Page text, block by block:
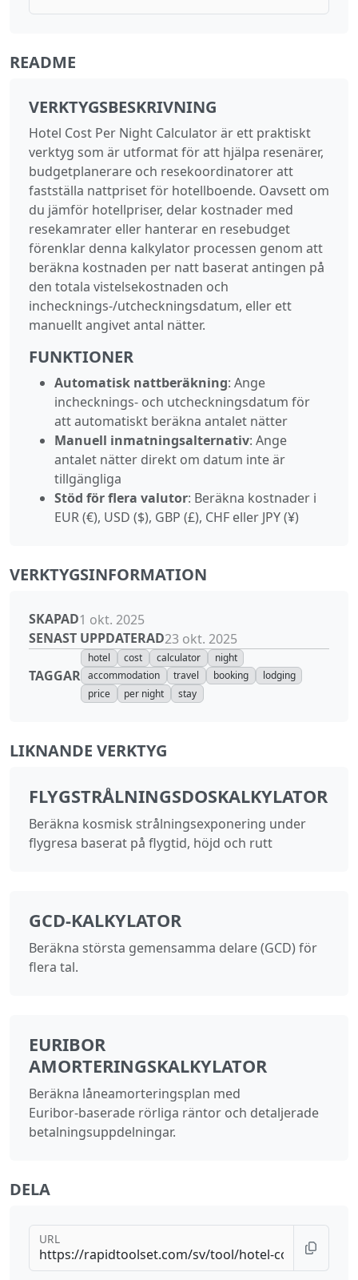
README
VERKTYGSBESKRIVNING
Hotel Cost Per Night Calculator är ett praktiskt
verktyg som är utformat för att hjälpa resenärer,
budgetplanerare och resekoordinatorer att
fastställa nattpriset för hotellboende. Oavsett om
du jämför hotellpriser, delar kostnader med
resekamrater eller hanterar en resebudget
förenklar denna kalkylator processen genom att
beräkna kostnaden per natt baserat antingen på
den totala vistelsekostnaden och
inchecknings-/utcheckningsdatum, eller ett
manuellt angivet antal nätter.
FUNKTIONER
Automatisk nattberäkning: Ange
inchecknings- och utcheckningsdatum för
att automatiskt beräkna antalet nätter
Manuell inmatningsalternativ: Ange
antalet nätter direkt om datum inte är
tillgängliga
Stöd för flera valutor: Beräkna kostnader i
EUR (€), USD ($), GBP (£), CHF eller JPY (¥)
VERKTYGSINFORMATION
SKAPAD1 okt. 2025
SENAST UPPDATERAD23 okt. 2025
TAGGAR
hotel cost calculator
night
accommodation
travel booking
lodging
price
per night stay
LIKNANDE VERKTYG
FLYGSTRÅLNINGSDOSKALKYLATOR
Beräkna kosmisk strålningsexponering under
flygresa baserat på flygtid, höjd och rutt
GCD‑KALKYLATOR
Beräkna största gemensamma delare (GCD) för
flera tal.
EURIBOR
AMORTERINGSKALKYLATOR
Beräkna låneamorteringsplan med
Euribor‑baserade rörliga räntor och detaljerade
betalningsuppdelningar.
DELA
URL